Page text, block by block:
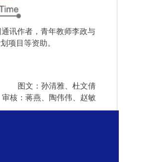
讯作者，青年教师李政与
项目等资助。
图文：孙清雅、杜文倩
审核：蒋燕、陶伟伟、赵敏